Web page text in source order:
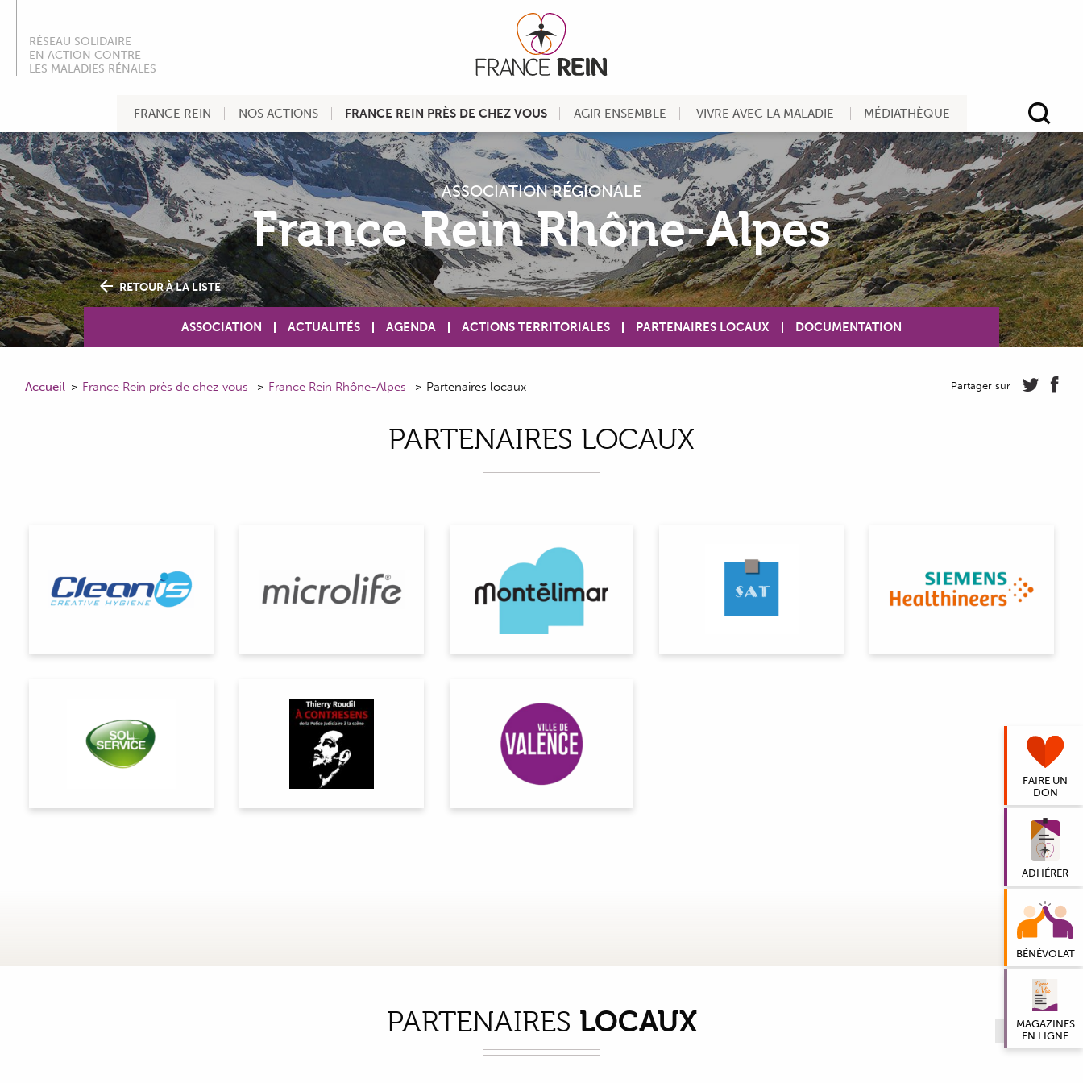
RÉSEAU SOLIDAIRE
EN ACTION CONTRE
LES MALADIES RÉNALES
FRANCE REIN NOS ACTIONS FRANCE REIN PRÈS DE CHEZ VOUS AGIR ENSEMBLE VIVRE AVEC LA MALADIE MÉDIATHÈQUE
FAIRE UN
DON
ADHÉRER
BÉNÉVOLAT
MAGAZINES
EN LIGNE
ASSOCIATION RÉGIONALE
France Rein Rhône-Alpes
RETOUR À LA LISTE
ASSOCIATION ACTUALITÉS AGENDA ACTIONS TERRITORIALES PARTENAIRES LOCAUX DOCUMENTATION
Accueil France Rein près de chez vous France Rein Rhône-Alpes Partenaires locaux Partager sur
PARTENAIRES LOCAUX
PARTENAIRES LOCAUX VOIR TOUS